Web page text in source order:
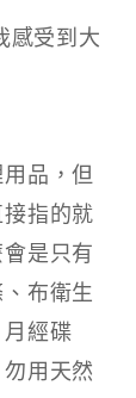
感受到大
品，但
指的就
是只有
布衛生
經碟
用天然